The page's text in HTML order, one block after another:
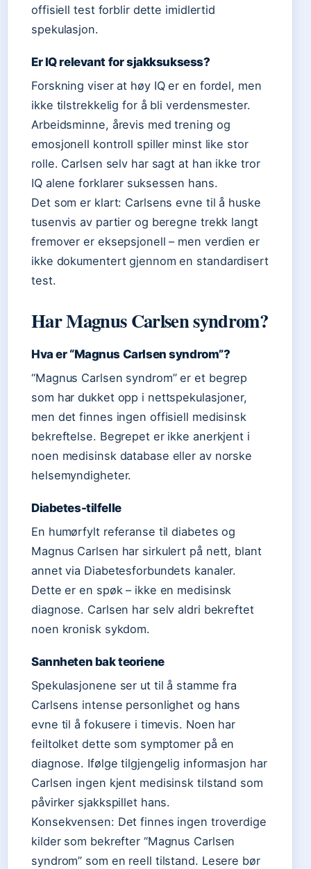
offisiell test forblir dette imidlertid
spekulasjon.
Er IQ relevant for sjakksuksess?
Forskning viser at høy IQ er en fordel, men
ikke tilstrekkelig for å bli verdensmester.
Arbeidsminne, årevis med trening og
emosjonell kontroll spiller minst like stor
rolle. Carlsen selv har sagt at han ikke tror
IQ alene forklarer suksessen hans.
Det som er klart: Carlsens evne til å huske
tusenvis av partier og beregne trekk langt
fremover er eksepsjonell – men verdien er
ikke dokumentert gjennom en standardisert
test.
Har Magnus Carlsen syndrom?
Hva er “Magnus Carlsen syndrom”?
“Magnus Carlsen syndrom” er et begrep
som har dukket opp i nettspekulasjoner,
men det finnes ingen offisiell medisinsk
bekreftelse. Begrepet er ikke anerkjent i
noen medisinsk database eller av norske
helsemyndigheter.
Diabetes-tilfelle
En humørfylt referanse til diabetes og
Magnus Carlsen har sirkulert på nett, blant
annet via Diabetesforbundets kanaler.
Dette er en spøk – ikke en medisinsk
diagnose. Carlsen har selv aldri bekreftet
noen kronisk sykdom.
Sannheten bak teoriene
Spekulasjonene ser ut til å stamme fra
Carlsens intense personlighet og hans
evne til å fokusere i timevis. Noen har
feiltolket dette som symptomer på en
diagnose. Ifølge tilgjengelig informasjon har
Carlsen ingen kjent medisinsk tilstand som
påvirker sjakkspillet hans.
Konsekvensen: Det finnes ingen troverdige
kilder som bekrefter “Magnus Carlsen
syndrom” som en reell tilstand. Lesere bør